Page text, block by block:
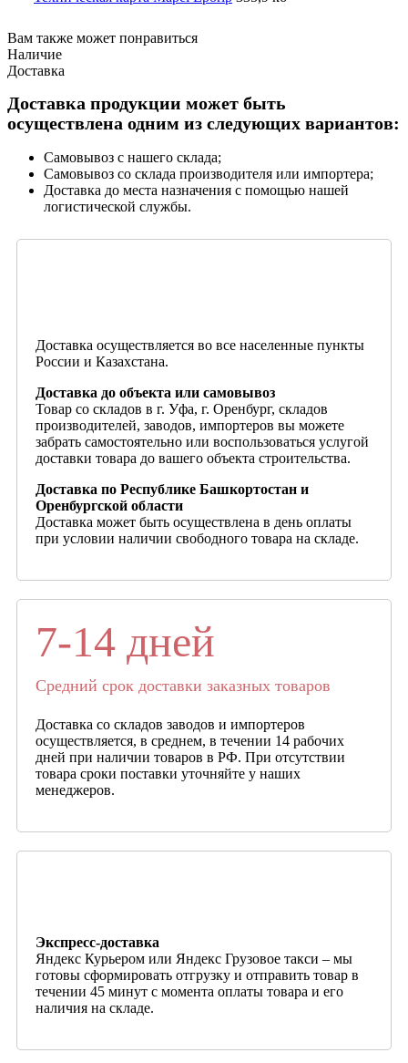
Вам также может понравиться
Наличие
Доставка
Доставка продукции может быть
осуществлена одним из следующих вариантов:
Самовывоз с нашего склада;
Самовывоз со склада производителя или импортера;
Доставка до места назначения с помощью нашей
логистической службы.
Доставка осуществляется во все населенные пункты
России и Казахстана.
Доставка до объекта или самовывоз
Товар со складов в г. Уфа, г. Оренбург, складов
производителей, заводов, импортеров вы можете
забрать самостоятельно или воспользоваться услугой
доставки товара до вашего объекта строительства.
Доставка по Республике Башкортостан и
Оренбургской области
Доставка может быть осуществлена в день оплаты
при условии наличии свободного товара на складе.
7-14 дней
Средний срок доставки заказных товаров
Доставка со складов заводов и импортеров
осуществляется, в среднем, в течении 14 рабочих
дней при наличии товаров в РФ. При отсутствии
товара сроки поставки уточняйте у наших
менеджеров.
Экспресс-доставка
Яндекс Курьером или Яндекс Грузовое такси – мы
готовы сформировать отгрузку и отправить товар в
течении 45 минут с момента оплаты товара и его
наличия на складе.